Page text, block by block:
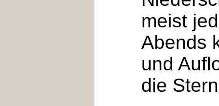
meist
Abends
und
die